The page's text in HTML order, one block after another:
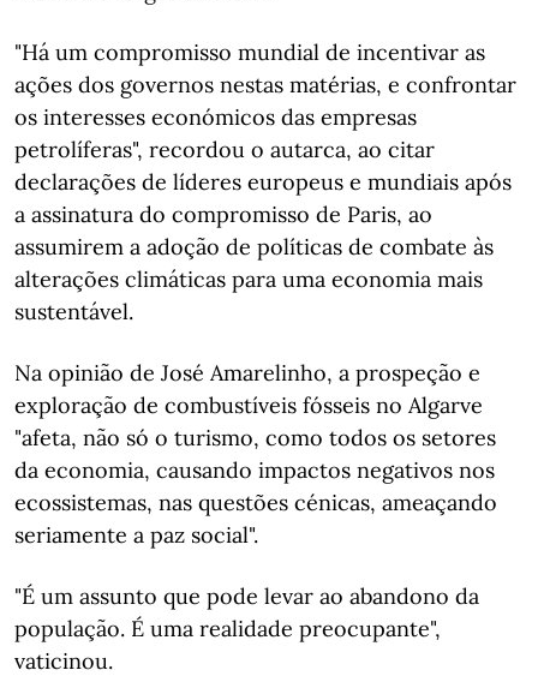
"Há um compromisso mundial de incentivar as
ações dos governos nestas matérias, e confrontar
os interesses económicos das empresas
petrolíferas", recordou o autarca, ao citar
declarações de líderes europeus e mundiais após
a assinatura do compromisso de Paris, ao
assumirem a adoção de políticas de combate às
alterações climáticas para uma economia mais
sustentável.
Na opinião de José Amarelinho, a prospeção e
exploração de combustíveis fósseis no Algarve
"afeta, não só o turismo, como todos os setores
da economia, causando impactos negativos nos
ecossistemas, nas questões cénicas, ameaçando
seriamente a paz social".
"É um assunto que pode levar ao abandono da
população. É uma realidade preocupante",
vaticinou.